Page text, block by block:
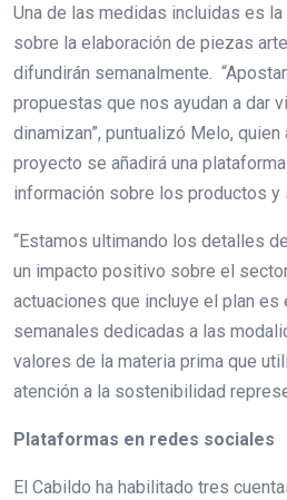
Una de las medidas incluidas es
sobre la elaboración de piezas
difundirán semanalmente.
propuestas que nos ayudan a dar
dinamizan”, puntualizó Melo,
proyecto se añadirá una
información sobre los productos y
“Estamos ultimando los detalles
un impacto positivo sobre el
actuaciones que incluye el plan
semanales dedicadas a las
valores de la materia prima que
atención a la sostenibilidad
Plataformas en redes sociales
El Cabildo ha habilitado tres